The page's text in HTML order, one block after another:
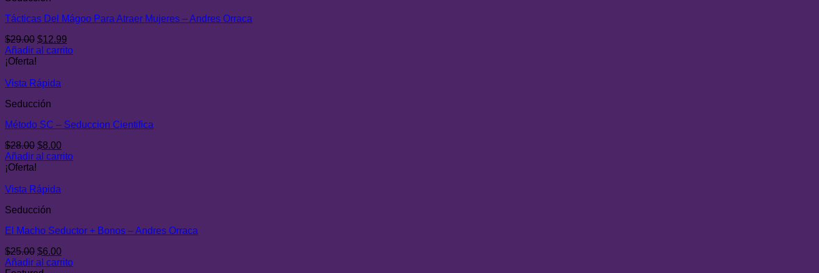
Tácticas Del Mágoo Para Atraer Mujeres – Andres Orraca
$29.00 El
precio
$29.00.
$12.99
precio
Añadir al carrito
¡Oferta!
Vista Rápida
Seducción
Método SC – Seduccion Cientifica
$28.00 El
precio
$28.00.
$8.00El
precio
Añadir al carrito
¡Oferta!
Vista Rápida
Seducción
El Macho Seductor + Bonos – Andres Orraca
$25.00 El
precio
$6.00El
precio
Añadir al carrito